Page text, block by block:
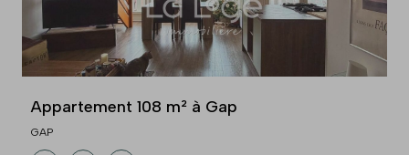
Appartement 108 m² à Gap
GAP